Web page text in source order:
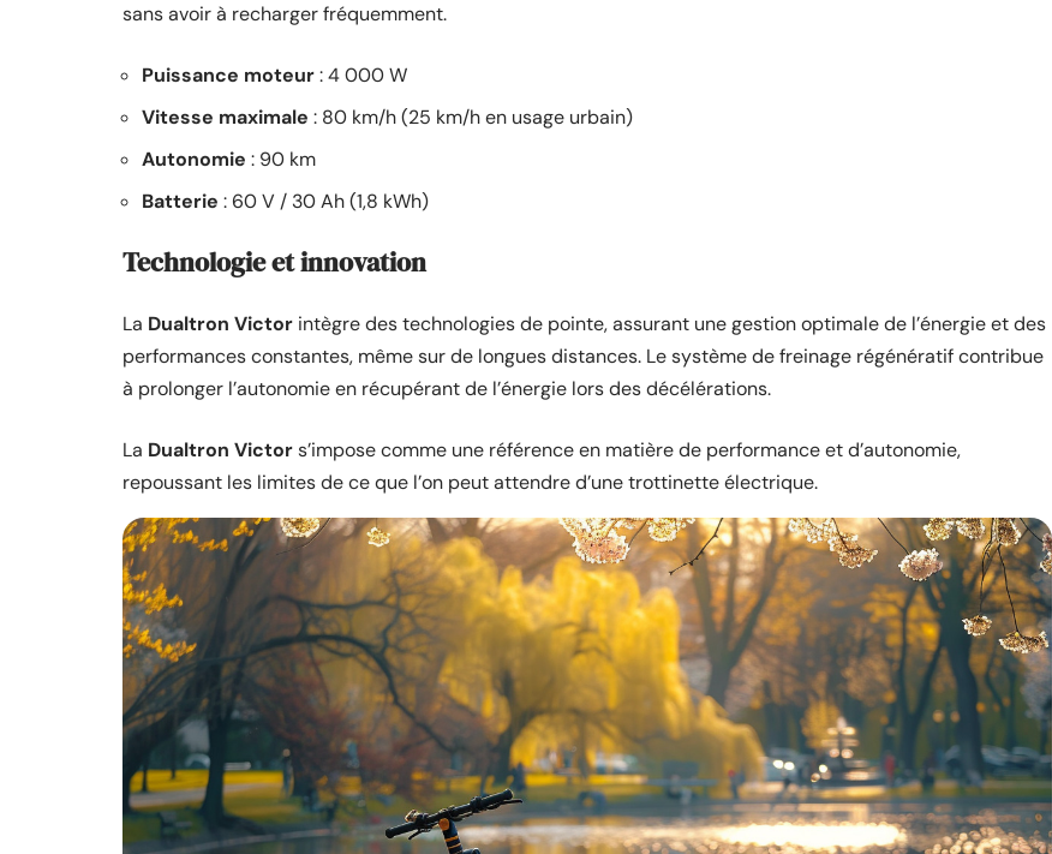
sans avoir à recharger fréquemment.
Puissance moteur: 4 000 W
Vitesse maximale : 80 km/h (25 km/h en usage urbain)
Autonomie : 90 km
Batterie : 60 V / 30 Ah (1,8 kWh)
Technologie et innovation
La Dualtron Victor intègre des technologies de pointe, assurant une gestion optimale de l’énergie et des
performances constantes, même sur de longues distances. Le système de freinage régénératif contribue
à prolonger l’autonomie en récupérant de l’énergie lors des décélérations.
La Dualtron Victors’impose comme une référence en matière de performance et d’autonomie,
repoussant les limites de ce que l’on peut attendre d’une trottinette électrique.